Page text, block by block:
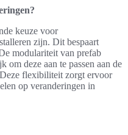
keuze voor
zijn. Dit bespaart
modulariteit van prefab
om deze aan te passen aan de
flexibiliteit zorgt ervoor
op veranderingen in